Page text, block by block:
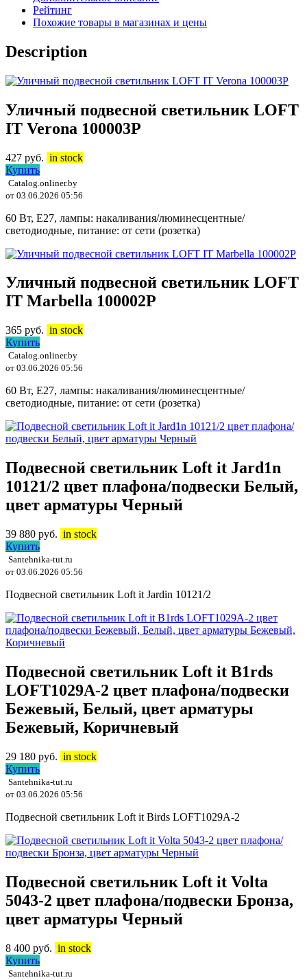
Рейтинг
Похожие товары в магазинах и цены
Description
Уличный подвесной светильник LOFT
IT Verona 100003P
427 руб. in stock
Купить
Catalog.onliner.by
от 03.06.2026 05:56
60 Вт, E27, лампы: накаливания/люминесцентные/
светодиодные, питание: от сети (розетка)
Уличный подвесной светильник LOFT
IT Marbella 100002P
365 руб. in stock
Купить
Catalog.onliner.by
от 03.06.2026 05:56
60 Вт, E27, лампы: накаливания/люминесцентные/
светодиодные, питание: от сети (розетка)
Подвесной светильник Loft it Jard1n
10121/2 цвет плафона/подвески Белый,
цвет арматуры Черный
39 880 руб. in stock
Купить
Santehnika-tut.ru
от 03.06.2026 05:56
Подвесной светильник Loft it Jardin 10121/2
Подвесной светильник Loft it B1rds
LOFT1029A-2 цвет плафона/подвески
Бежевый, Белый, цвет арматуры
Бежевый, Коричневый
29 180 руб. in stock
Купить
Santehnika-tut.ru
от 03.06.2026 05:56
Подвесной светильник Loft it Birds LOFT1029A-2
Подвесной светильник Loft it Volta
5043-2 цвет плафона/подвески Бронза,
цвет арматуры Черный
8 400 руб. in stock
Купить
Santehnika-tut.ru